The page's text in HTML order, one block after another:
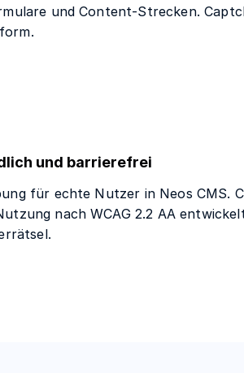
und Content-Strecken.
und barrierefrei
für echte Nutzer in Neos CMS.
nach WCAG 2.2 AA